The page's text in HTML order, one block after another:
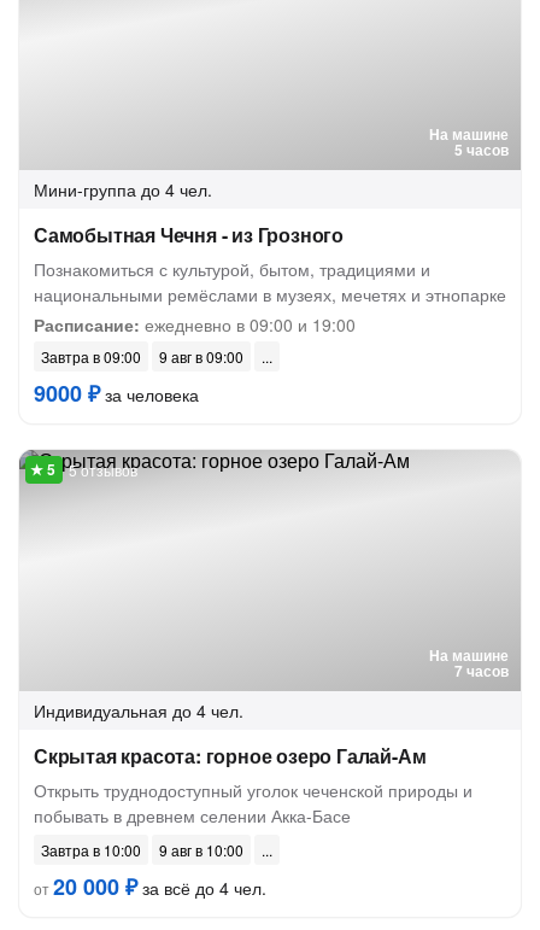
На машине
5 часов
Мини-группа до 4 чел.
Самобытная Чечня - из Грозного
Познакомиться с культурой, бытом, традициями и
национальными ремёслами в музеях, мечетях и этнопарке
Расписание: ежедневно в 09:00 и 19:00
Завтра в 09:00 9 авг в 09:00
9000 ₽за человека
На машине
7 часов
5 отзывов
Индивидуальная до 4 чел.
Скрытая красота: горное озеро Галай-Ам
Открыть труднодоступный уголок чеченской природы и
побывать в древнем селении Акка-Басе
Завтра в 10:00
9 авг в 10:00
от20 000 ₽за всё до 4 чел.